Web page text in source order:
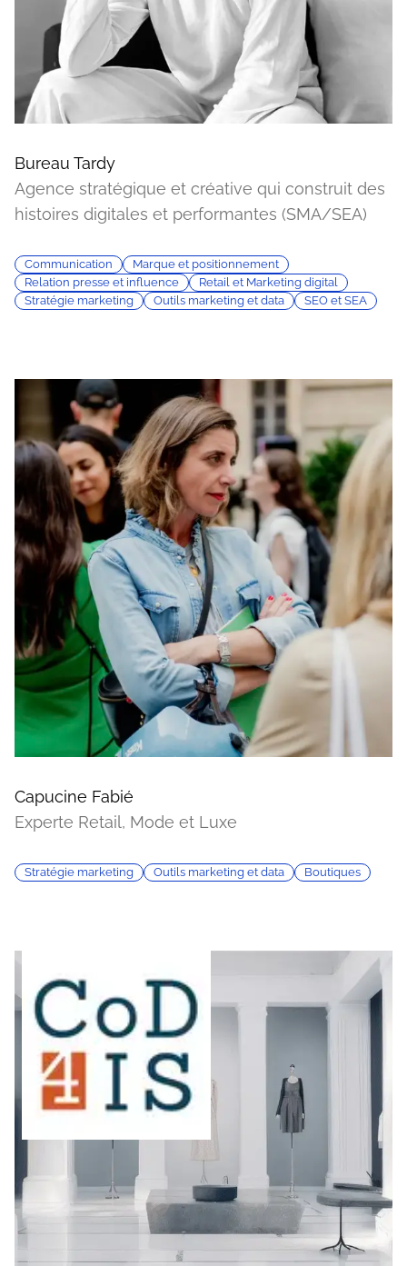
Bureau Tardy
Agence stratégique et créative qui construit des
histoires digitales et performantes (SMA/SEA)
Communication
Marque et positionnement
Relation presse et influence
Retail et Marketing digital
Stratégie marketing
Outils marketing et data SEO et SEA
Capucine Fabié
Experte Retail, Mode et Luxe
Stratégie marketing Outils marketing et data Boutiques